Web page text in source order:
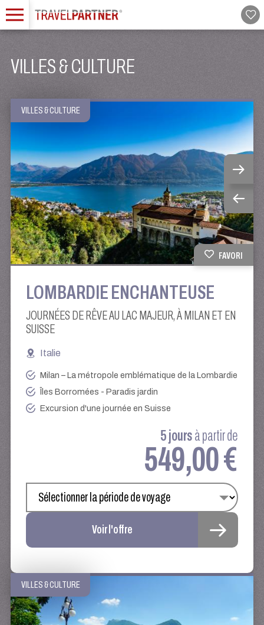
VILLES & CULTURE
VILLES & CULTURE
FAVORI
LOMBARDIE ENCHANTEUSE
JOURNÉES DE RÊVE AU LAC MAJEUR, À MILAN ET EN
SUISSE
Italie
Milan – La métropole emblématique de la Lombardie
Îles Borromées - Paradis jardin
Excursion d'une journée en Suisse
5 joursà partir de
549,00 €
Voir l'offre
VILLES & CULTURE